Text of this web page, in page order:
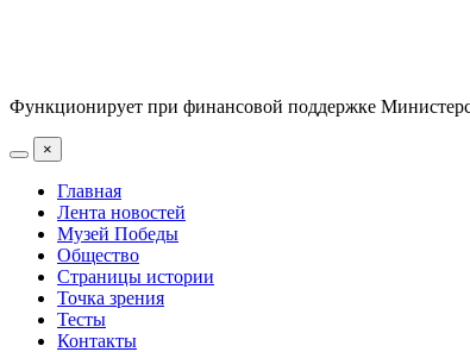
Функционирует при финансовой поддержке
×
Главная
Лента новостей
Музей Победы
Общество
Страницы истории
Точка зрения
Тесты
Контакты